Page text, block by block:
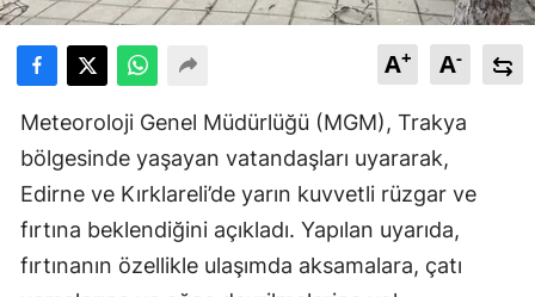
A+ A-
Meteoroloji Genel Müdürlüğü (MGM), Trakya
bölgesinde yaşayan vatandaşları uyararak,
Edirne ve Kırklareli’de yarın kuvvetli rüzgar ve
fırtına beklendiğini açıkladı. Yapılan uyarıda,
fırtınanın özellikle ulaşımda aksamalara, çatı